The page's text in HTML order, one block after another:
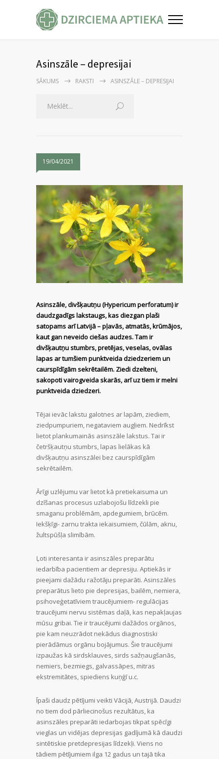
Asinszāle – depresijai
SĀKUMS RAKSTI ASINSZĀLE – DEPRESIJAI
19/04/2021
Asinszāle, divšķautņu (Hypericum perforatum) ir
daudzgadīgs lakstaugs, kas diezgan plaši
satopams arī Latvijā – pļavās, atmatās, krūmājos,
kaut gan neveido ciešas audzes. Tam ir
divšķautņu stumbrs, pretējas, veselas, ovālas
lapas ar tumšiem punktveida dziedzeriem un
caurspīdīgām sekrētailēm. Ziedi dzelteni,
sakopoti vairogveida skarās, arī uz tiem ir melni
punktveida dziedzeri.
Tējai ievāc lakstu galotnes ar lapām, ziediem,
ziedpumpuriem, negataviem augļiem. Nedrīkst
lietot plankumainās asinszāle lakstus. Tai ir
četršķautņu stumbrs, lapas lielākas kā
divšķautņu asinszālei bez caurspīdīgām
sekrētailēm.
Ārīgi uzlējumu var lietot kā pretiekaisuma un
dzīšanas procesus uzlabojošu līdzekli pie
smaganu problēmām, apdegumiem, brūcēm.
Iekšķīgi- zarnu trakta iekaisumiem, čūlām, aknu,
žultspūšļa slimībām.
Ļoti interesanta ir asinszāles preparātu
iedarbība pacientiem ar depresiju. Aptiekās ir
pieejami dažādu ražotāju preparāti. Asinszāles
preparātus lieto pie depresijas, bailēm, nemiera,
psihoveģetatīviem traucējumiem- regulācijas
traucējumi nervu sistēmas daļā, kas nepakļaujas
mūsu gribai. Tie ir traucējumi dažādos orgānos,
pie kam neuzrādot nekādus diagnostiski
pierādāmus orgānu bojājumus. Šie traucējumi
izpaužas kā sirdsklauves, sirds sažņaugšanās,
nemiers, bezmiegs, galvassāpes, mitras
ekstremitātes, spiediens kuņģī u.c.
Īpaši daudz pētījumi veikti Vācijā, Austrijā. Daudzi
no tiem dod pārliecinošus rezultātus, ka
asinszāles preparāti iedarbojas tikpat spēcīgi
vieglas un vidējas depresijas gadījumā kā daudzi
sintētiskie pretdepresijas līdzekļi. Viens no
tādiem pētījumiem ilga 12 gadus un tajā tika